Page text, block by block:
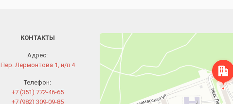
КОНТАКТЫ
Адрес:
Пер. Лермонтова 1, н/п 4
Телефон:
+7 (351) 772-46-65
+7 (982) 309-09-85
Челябинск
Переулок Лермонтова, 1 — Яндекс Карты